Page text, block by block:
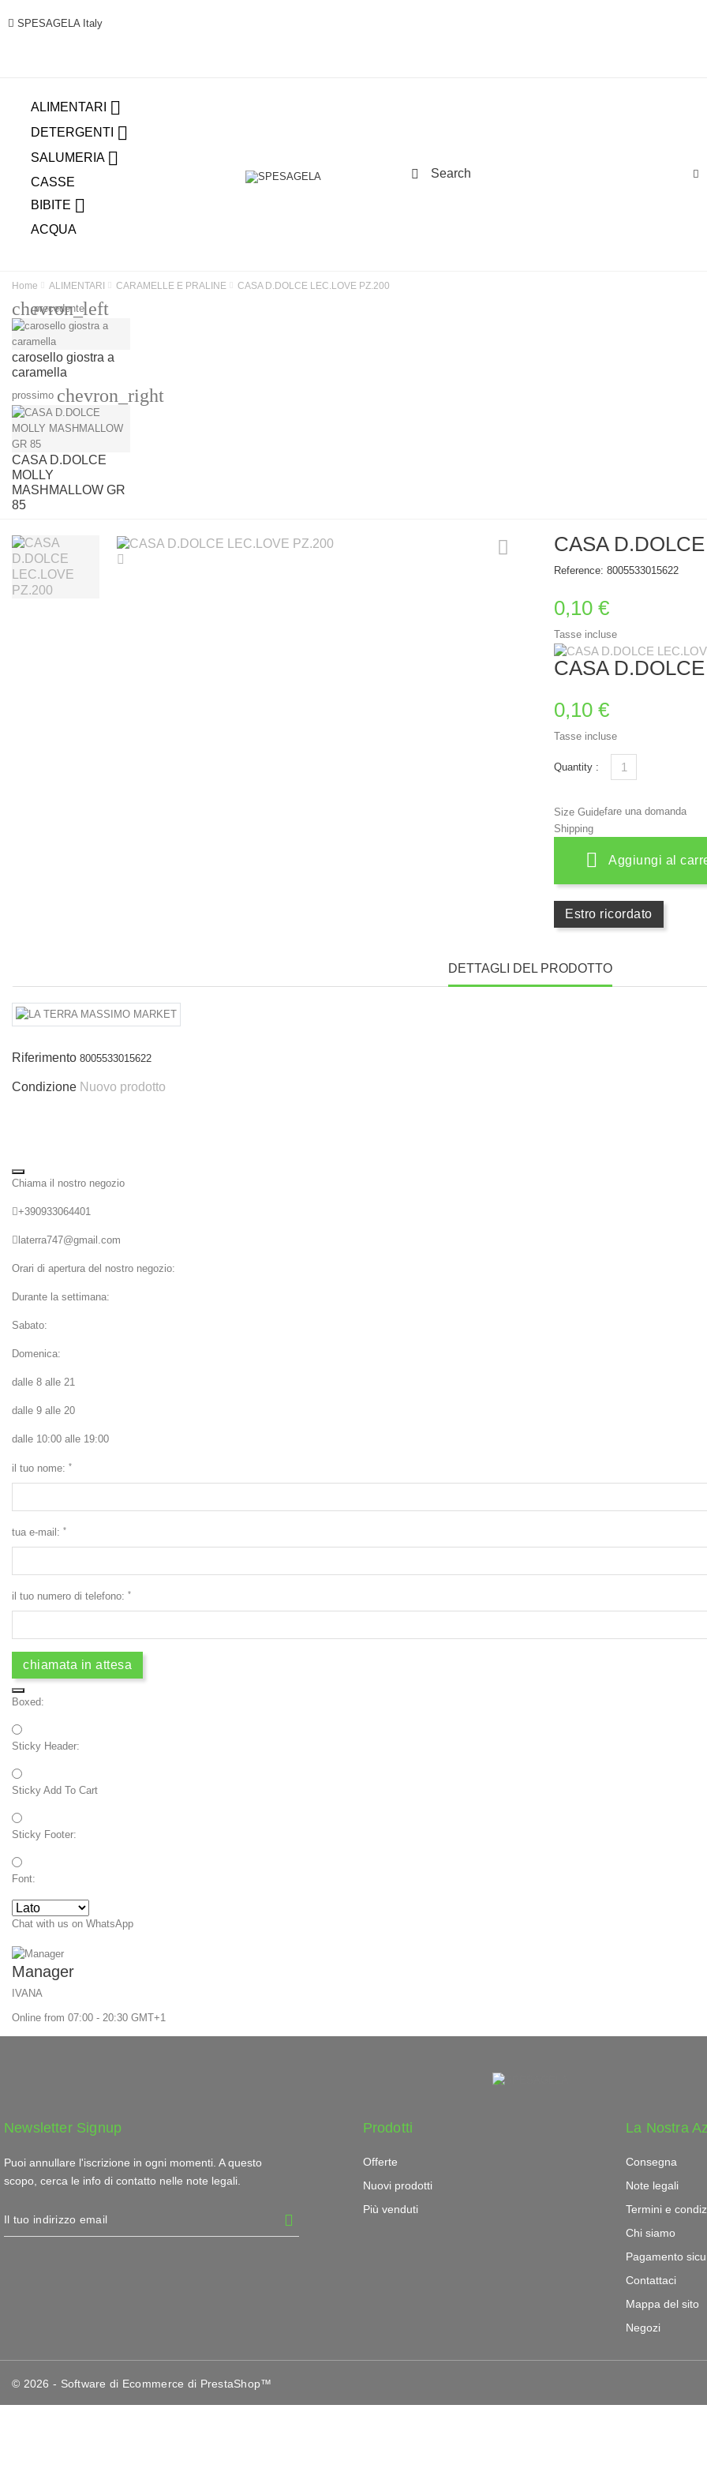
SPESAGELA Italy
ALIMENTARI 
DETERGENTI 
SALUMERIA 
CASSE
BIBITE 
ACQUA
Search
Home ALIMENTARI CARAMELLE E PRALINE CASA D.DOLCE LEC.LOVE PZ.200
chevron_left
precedente
carosello giostra a
caramella
prossimo chevron_right
CASA D.DOLCE
MOLLY
MASHMALLOW GR
85
CASA
Reference: 8005533015622
0,10 €
Tasse incluse
CASA D.DOLCE
0,10 €
Tasse incluse
Quantity :
Size Guide
Shipping
fare una domanda
Aggiungi al
Estro ricordato
DETTAGLI DEL PRODOTTO
Riferimento 8005533015622
Condizione Nuovo prodotto
Chiama il nostro negozio
+390933064401
laterra747@gmail.com
Orari di apertura del nostro negozio:
Durante la settimana:
Sabato:
Domenica:
dalle 8 alle 21
dalle 9 alle 20
dalle 10:00 alle 19:00
il tuo nome: *
tua e-mail: *
il tuo numero di telefono: *
Boxed:
Sticky Header:
Sticky Add To Cart
Sticky Footer:
Font:
Chat with us on WhatsApp
Manager
IVANA
Online from 07:00 - 20:30 GMT+1
Newsletter Signup
Puoi annullare l'iscrizione in ogni momenti. A questo
scopo, cerca le info di contatto nelle note legali.
Prodotti
Offerte
Nuovi prodotti
Più venduti
La Nostra
Consegna
Note legali
Termini e
Chi siamo
Pagamento
Contattaci
Mappa del sito
Negozi
© 2026 - Software di Ecommerce di PrestaShop™